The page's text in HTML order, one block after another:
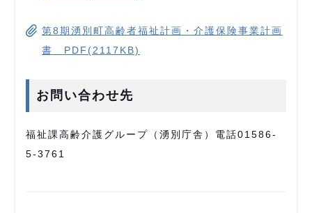
第8期湧別町高齢者福祉計画・介護保険事業計画
書 PDF(2117KB)
お問い合わせ先
福祉課高齢介護グループ（湧別庁舎）電話01586-
5-3761